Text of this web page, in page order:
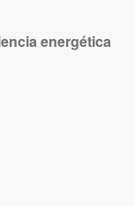
energética